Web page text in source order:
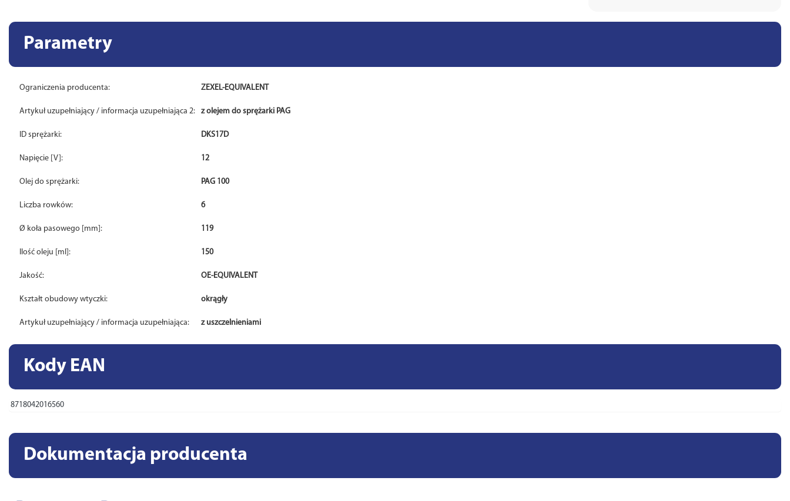
Parametry
Ograniczenia producenta: ZEXEL-EQUIVALENT
Artykuł uzupełniający / informacja uzupełniająca 2: z olejem do sprężarki PAG
ID sprężarki: DKS17D
Napięcie [V]: 12
Olej do sprężarki: PAG 100
Liczba rowków: 6
Ø koła pasowego [mm]: 119
Ilość oleju [ml]: 150
Jakość: OE-EQUIVALENT
Kształt obudowy wtyczki: okrągły
Artykuł uzupełniający / informacja uzupełniająca: z uszczelnieniami
Kody EAN
8718042016560
Dokumentacja producenta